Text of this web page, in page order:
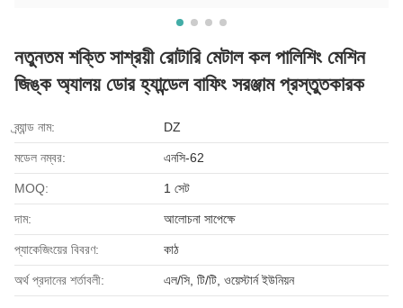
নতুনতম শক্তি সাশ্রয়ী রোটারি মেটাল কল পালিশিং মেশিন
জিঙ্ক অ্যালয় ডোর হ্যান্ডেল বাফিং সরঞ্জাম প্রস্তুতকারক
ব্র্যান্ড নাম: DZ
মডেল নম্বর: এনসি-62
MOQ: 1 সেট
দাম: আলোচনা সাপেক্ষে
প্যাকেজিংয়ের বিবরণ: কাঠ
অর্থ প্রদানের শর্তাবলী: এল/সি, টি/টি, ওয়েস্টার্ন ইউনিয়ন